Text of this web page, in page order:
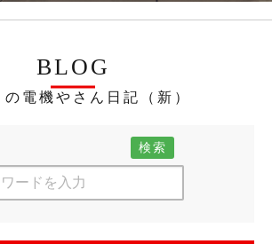
BLOG
の電機やさん日記（新）
検索